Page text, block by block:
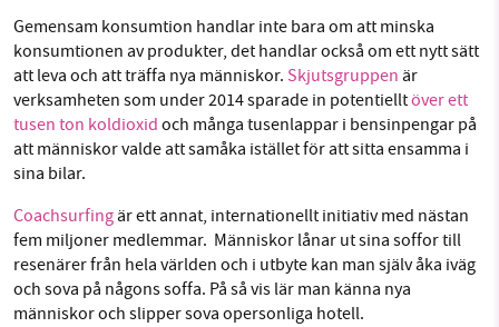
Gemensam konsumtion handlar inte bara om att minska
konsumtionen av produkter, det handlar också om ett nytt sätt
att leva och att träffa nya människor. Skjutsgruppen är
verksamheten som under 2014 sparade in potentielltöver ett
tusen ton koldioxid och många tusenlappar i bensinpengar på
att människor valde att samåka istället för att sitta ensamma i
sina bilar.
Coachsurfingär ett annat, internationellt initiativ med nästan
fem miljoner medlemmar. Människor lånar ut sina soffor till
resenärer från hela världen och i utbyte kan man själv åka iväg
och sova på någons soffa. På så vis lär man känna nya
människor och slipper sova opersonliga hotell.